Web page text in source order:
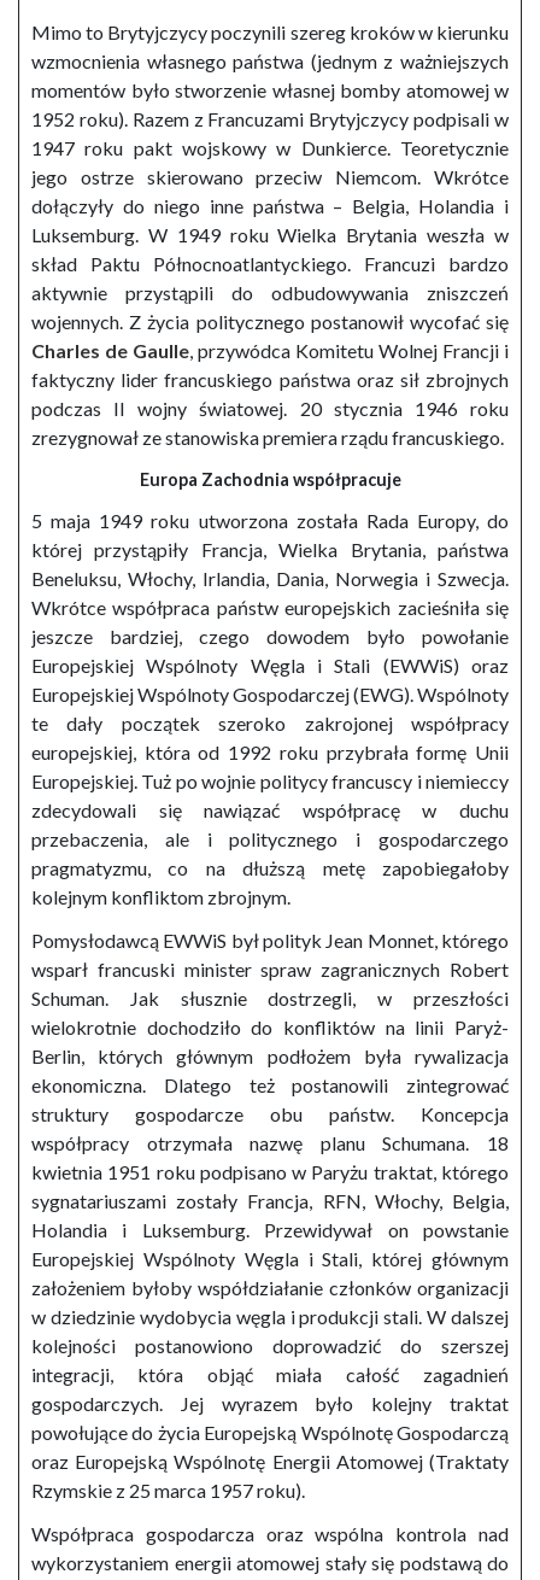
Mimo to Brytyjczycy poczynili szereg kroków w kierunku
wzmocnienia własnego państwa (jednym z ważniejszych
momentów było stworzenie własnej bomby atomowej w
1952 roku). Razem z Francuzami Brytyjczycy podpisali w
1947 roku pakt wojskowy w Dunkierce. Teoretycznie
jego ostrze skierowano przeciw Niemcom. Wkrótce
dołączyły do niego inne państwa – Belgia, Holandia i
Luksemburg. W 1949 roku Wielka Brytania weszła w
skład Paktu Północnoatlantyckiego. Francuzi bardzo
aktywnie przystąpili do odbudowywania zniszczeń
wojennych. Z życia politycznego postanowił wycofać się
Charles de Gaulle, przywódca Komitetu Wolnej Francji i
faktyczny lider francuskiego państwa oraz sił zbrojnych
podczas II wojny światowej. 20 stycznia 1946 roku
zrezygnował ze stanowiska premiera rządu francuskiego.
Europa Zachodnia współpracuje
5 maja 1949 roku utworzona została Rada Europy, do
której przystąpiły Francja, Wielka Brytania, państwa
Beneluksu, Włochy, Irlandia, Dania, Norwegia i Szwecja.
Wkrótce współpraca państw europejskich zacieśniła się
jeszcze bardziej, czego dowodem było powołanie
Europejskiej Wspólnoty Węgla i Stali (EWWiS) oraz
Europejskiej Wspólnoty Gospodarczej (EWG). Wspólnoty
te dały początek szeroko zakrojonej współpracy
europejskiej, która od 1992 roku przybrała formę Unii
Europejskiej. Tuż po wojnie politycy francuscy i niemieccy
zdecydowali się nawiązać współpracę w duchu
przebaczenia, ale i politycznego i gospodarczego
pragmatyzmu, co na dłuższą metę zapobiegałoby
kolejnym konfliktom zbrojnym.
Pomysłodawcą EWWiS był polityk Jean Monnet, którego
wsparł francuski minister spraw zagranicznych Robert
Schuman. Jak słusznie dostrzegli, w przeszłości
wielokrotnie dochodziło do konfliktów na linii Paryż-
Berlin, których głównym podłożem była rywalizacja
ekonomiczna. Dlatego też postanowili zintegrować
struktury gospodarcze obu państw. Koncepcja
współpracy otrzymała nazwę planu Schumana. 18
kwietnia 1951 roku podpisano w Paryżu traktat, którego
sygnatariuszami zostały Francja, RFN, Włochy, Belgia,
Holandia i Luksemburg. Przewidywał on powstanie
Europejskiej Wspólnoty Węgla i Stali, której głównym
założeniem byłoby współdziałanie członków organizacji
w dziedzinie wydobycia węgla i produkcji stali. W dalszej
kolejności postanowiono doprowadzić do szerszej
integracji, która objąć miała całość zagadnień
gospodarczych. Jej wyrazem było kolejny traktat
powołujące do życia Europejską Wspólnotę Gospodarczą
oraz Europejską Wspólnotę Energii Atomowej (Traktaty
Rzymskie z 25 marca 1957 roku).
Współpraca gospodarcza oraz wspólna kontrola nad
wykorzystaniem energii atomowej stały się podstawą do